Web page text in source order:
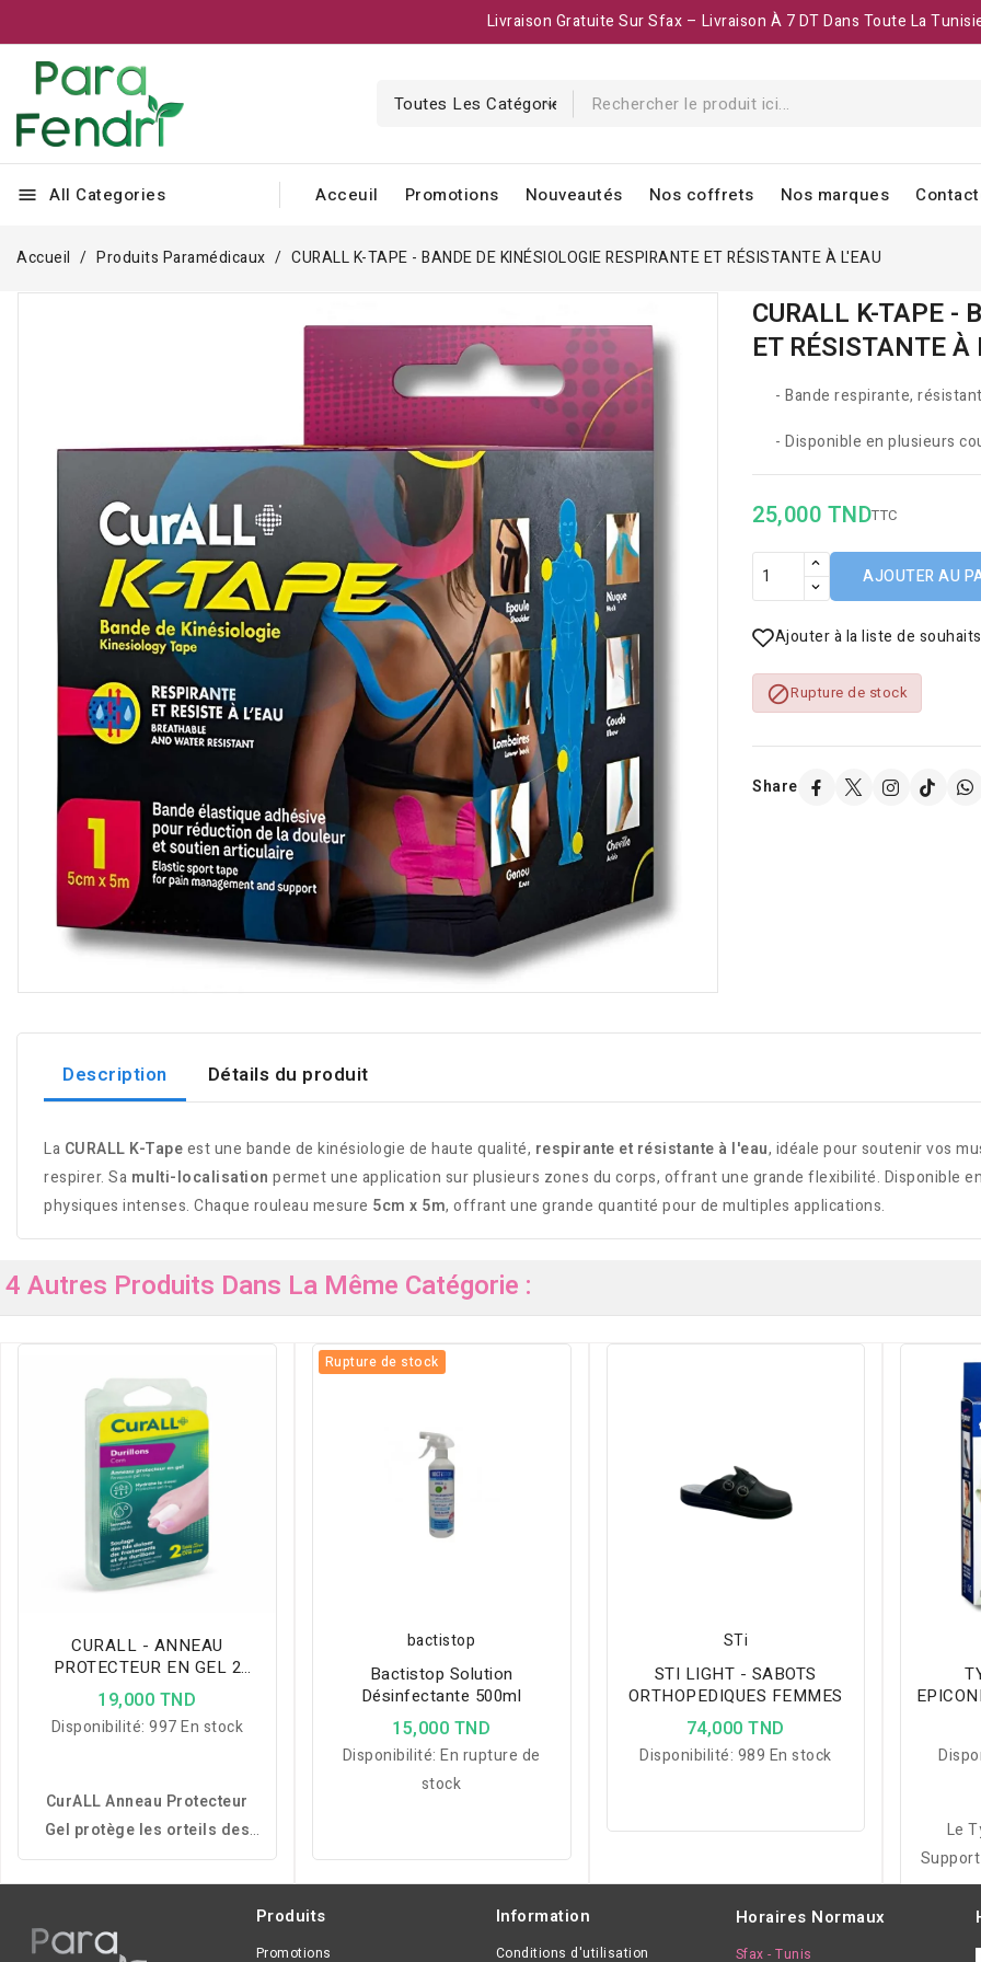
Livraison Gratuite Sur Sfax – Livraison À 7 DT Dans Toute La
menu All Categories Acceuil Promotions Nouveautés Nos coffrets Nos marques
Accueil Produits Paramédicaux CURALL K-TAPE - BANDE DE KINÉSIOLOGIE RESPIRANTE ET RÉSISTANTE À L'EAU
CURALL K-TAPE -
ET RÉSISTANTE À
- Bande respirante,
- Disponible en plusieurs
25,000 TNDTTC
AJOUTER AU
Ajouter à la liste de souhaits
Rupture de stock
Share
Description Détails du produit
La CURALL K-Tapeest une bande de kinésiologie de haute qualité, respirante et résistante à l'eau, idéale pour soutenir vos
respirer. Sa multi-localisation permet une application sur plusieurs zones du corps, offrant une grande flexibilité. Disponible
physiques intenses. Chaque rouleau mesure 5cm x 5m, offrant une grande quantité pour de multiples applications.
4 Autres Produits Dans La Même Catégorie :
CURALL - ANNEAU
PROTECTEUR EN GEL 2
PIECES
19,000 TND
Disponibilité:997 En stock
CurALL Anneau Protecteur
Gel protège les orteils des
frottements, soulage les
durillons et hydrate la peau
Rupture de stock
bactistop
Bactistop Solution
Désinfectante 500ml
15,000 TND
Disponibilité:En rupture de
stock
STi
STI LIGHT - SABOTS
ORTHOPEDIQUES FEMMES
74,000 TND
Disponibilité: 989 En stock
Le
Produits
Promotions
Information
Conditions d'utilisation
Horaires Normaux
Sfax - Tunis